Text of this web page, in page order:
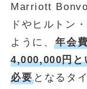
Marriott
ドやヒルトン
ように、年会
4,000,000円と
必要 となるタ